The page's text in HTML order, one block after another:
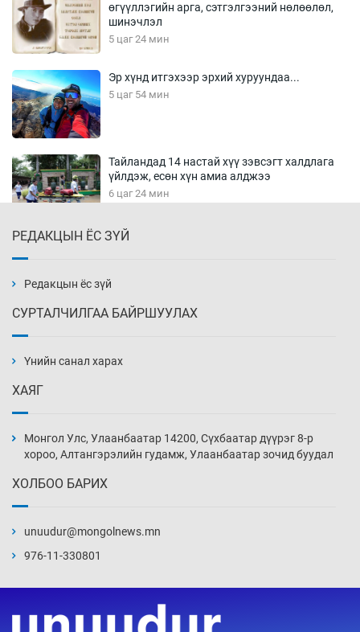
өгүүллэгийн арга, сэтгэлгээний нөлөөлөл,
шинэчлэл
5 цаг 24 мин
Эр хүнд итгэхээр эрхий хуруундаа...
5 цаг 54 мин
Тайландад 14 настай хүү зэвсэгт халдлага
үйлдэж, есөн хүн амиа алджээ
6 цаг 24 мин
7 цаг 24 мин
7 цаг 54 мин
8 цаг 24 мин
8 цаг 39 мин
РЕДАКЦЫН ЁС ЗҮЙ
Редакцын ёс зүй
СУРТАЛЧИЛГАА БАЙРШУУЛАХ
Үнийн санал харах
ХАЯГ
Монгол Улс, Улаанбаатар 14200, Сүхбаатар дүүрэг 8-р
хороо, Алтангэрэлийн гудамж, Улаанбаатар зочид буудал
ХОЛБОО БАРИХ
unuudur@mongolnews.mn
976-11-330801